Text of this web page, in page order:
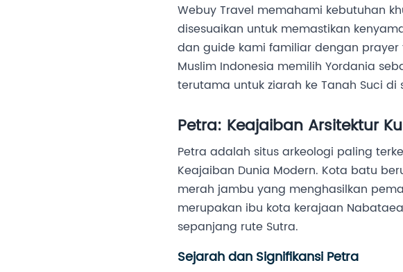
Webuy Travel memahami kebutuhan
disesuaikan untuk memastikan
dan guide kami familiar dengan
Muslim Indonesia memilih Yordania
terutama untuk ziarah ke Tanah Suci
Petra: Keajaiban Arsitektur
Petra adalah situs arkeologi paling
Keajaiban Dunia Modern. Kota batu
merah jambu yang menghasilkan
merupakan ibu kota kerajaan
sepanjang rute Sutra.
Sejarah dan Signifikansi Petra